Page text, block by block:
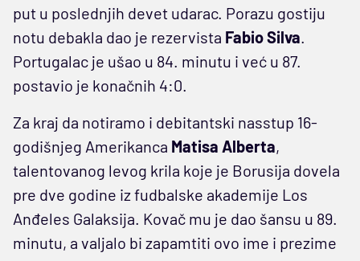
put u poslednjih devet udarac. Porazu gostiju
notu debakla dao je rezervista Fabio Silva.
Portugalac je ušao u 84. minutu i već u 87.
postavio je konačnih 4:0.
Za kraj da notiramo i debitantski nasstup 16-
godišnjeg Amerikanca Matisa Alberta,
talentovanog levog krila koje je Borusija dovela
pre dve godine iz fudbalske akademije Los
Anđeles Galaksija. Kovač mu je dao šansu u 89.
minutu, a valjalo bi zapamtiti ovo ime i prezime